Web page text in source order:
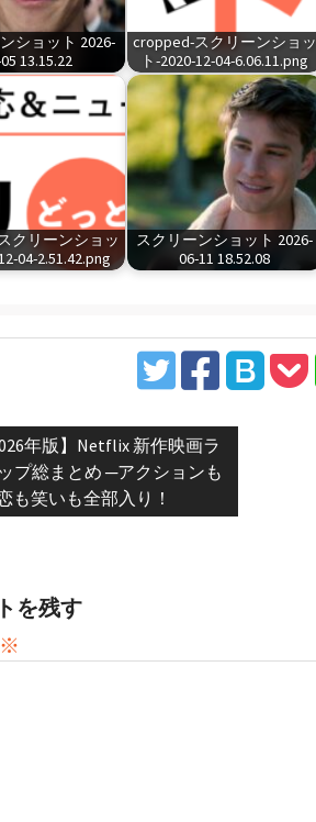
ショット 2026-
13.15.22
cropped-スクリーンショッ
ト-2020-12-04-6.06.11.png
クリーンショッ
04-2.51.42.png
スクリーンショット 2026-
06-11 18.52.08
年版】Netflix 新作映画ラ
プ総まとめ ─アクションも
も笑いも全部入り！
を残す
※